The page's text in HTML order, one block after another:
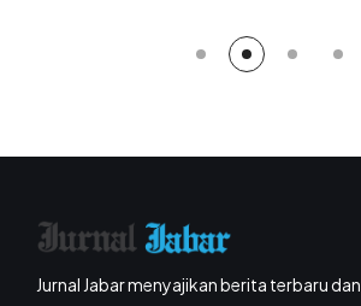
Jurnal Jabar menyajikan berita terbaru dan